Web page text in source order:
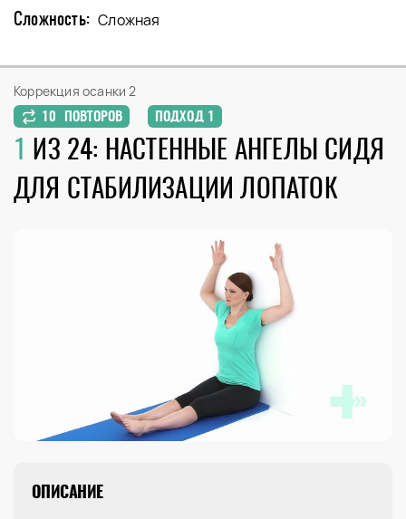
Сложность: Сложная
Коррекция осанки 2
10 ПОВТОРОВ ПОДХОД 1
1 ИЗ 24: НАСТЕННЫЕ АНГЕЛЫ СИДЯ
ДЛЯ СТАБИЛИЗАЦИИ ЛОПАТОК
ОПИСАНИЕ